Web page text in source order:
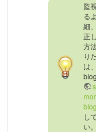
監
る
細
正
方
り
は
blog
blog
し
い。